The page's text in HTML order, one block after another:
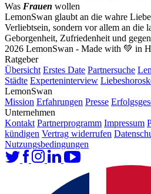
Was Frauen wollen
LemonSwan glaubt an die wahre
Verliebtsein, sondern vor allem an die
Geborgenheit, Zufriedenheit und
2026 LemonSwan - Made with 💚 in
Ratgeber
Übersicht Erstes Date Partnersuche
Städte Experteninterview
LemonSwan
Mission Erfahrungen Presse
Unternehmen
Kontakt Partnerprogramm Impressum
kündigen Vertrag widerrufen
Nutzungsbedingungen